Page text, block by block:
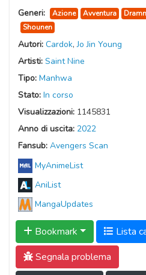
Generi:
Azione Avventura
Shounen
Autori: Cardok,Jo Jin Young
Artisti: Saint Nine
Tipo: Manhwa
Stato: In corso
Visualizzazioni: 1145831
Anno di uscita: 2022
Fansub: Avengers Scan
MyAnimeList
AniList
MangaUpdates
Bookmark
Lista
Segnala problema